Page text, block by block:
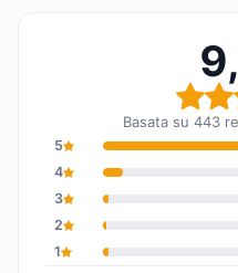
Basata su 443
5
4
3
2
1